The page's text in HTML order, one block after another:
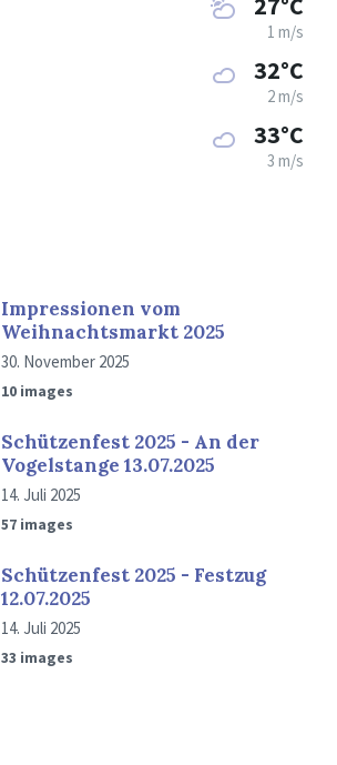
1 m/s
32°C
2 m/s
33°C
3 m/s
Impressionen vom
Weihnachtsmarkt 2025
30. November 2025
10 images
Schützenfest 2025 - An der
Vogelstange 13.07.2025
14. Juli 2025
57 images
Schützenfest 2025 - Festzug
12.07.2025
14. Juli 2025
33 images